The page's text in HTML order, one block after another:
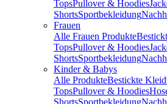
TopsPullover & Hoodies
ShortsSportbekleidung
Frauen
Alle Frauen Produkte
TopsPullover & Hoodies
ShortsSportbekleidung
Kinder & Babys
Alle ProdukteBestickte
TopsPullover & Hoodies
ShortsSportbekleidung